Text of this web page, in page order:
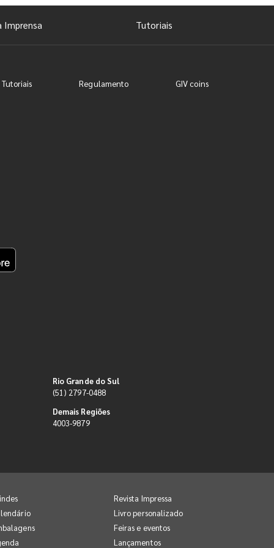
Imprensa Tutoriais
Tutoriais Regulamento GIV coins
Rio Grande do Sul
(51) 2797-0488
Demais Regiões
4003-9879
Revista Impressa
Livro personalizado
Feiras e eventos
Lançamentos